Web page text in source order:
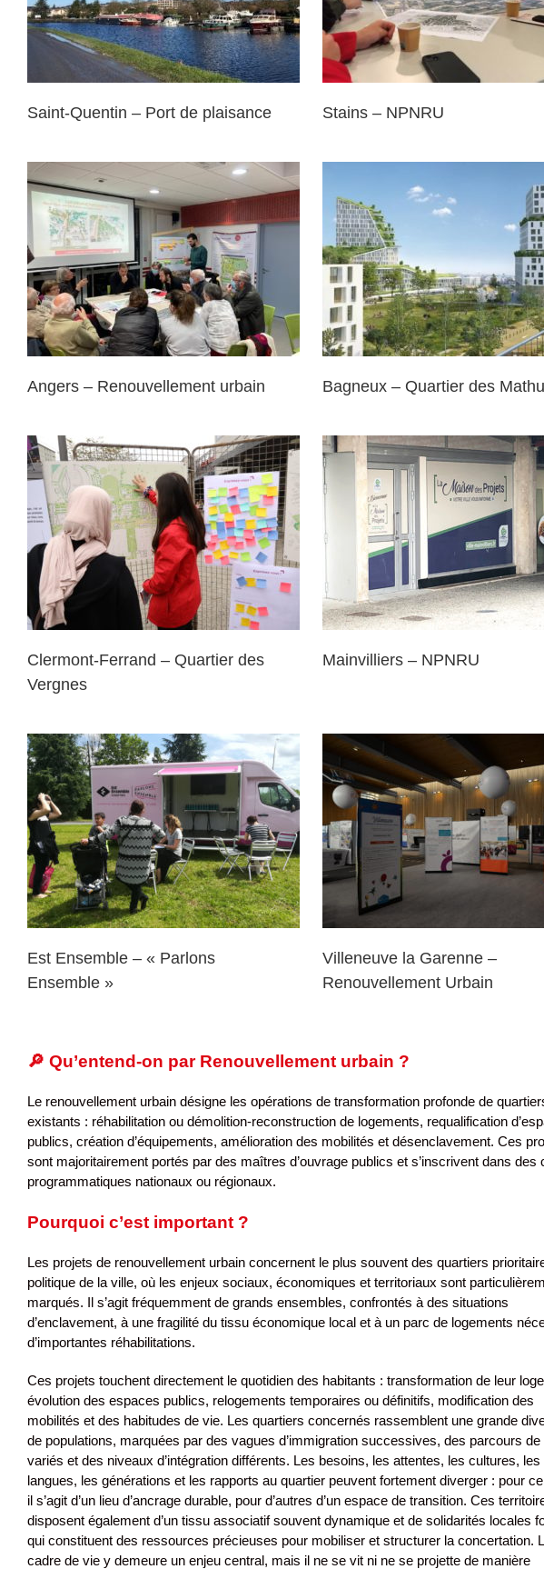
Saint-Quentin – Port de plaisance Stains – NPNRU
Angers – Renouvellement urbain
Bagneux – Quartier des Mathurins
Bagneux – Quartier des
Saint-Étienne-du-
NPNRU
Clermont-Ferrand – Quartier des
Vergnes
Mainvilliers – NPNRU
Mainvilliers – NPNRU
Valenciennes – Chasse
Est Ensemble – « Parlons
Ensemble »
Villeneuve la Garenne –
Renouvellement Urbain
Villeneuve la Garenne –
Renouvellement Urbain
Nantes Métropole – Projet
Bellevue
🔎 Qu’entend-on par Renouvellement urbain ?
Le renouvellement urbain désigne les opérations de transformation profonde de
existants : réhabilitation ou démolition-reconstruction de logements, requalification
publics, création d’équipements, amélioration des mobilités et désenclavement. Ces
sont majoritairement portés par des maîtres d’ouvrage publics et s’inscrivent dans des
programmatiques nationaux ou régionaux.
Pourquoi c’est important ?
Les projets de renouvellement urbain concernent le plus souvent des quartiers
politique de la ville, où les enjeux sociaux, économiques et territoriaux sont
marqués. Il s’agit fréquemment de grands ensembles, confrontés à des situations
d’enclavement, à une fragilité du tissu économique local et à un parc de logements
d’importantes réhabilitations.
Ces projets touchent directement le quotidien des habitants : transformation de leur
évolution des espaces publics, relogements temporaires ou définitifs, modification des
mobilités et des habitudes de vie. Les quartiers concernés rassemblent une grande
de populations, marquées par des vagues d’immigration successives, des parcours de
variés et des niveaux d’intégration différents. Les besoins, les attentes, les cultures, les
langues, les générations et les rapports au quartier peuvent fortement diverger : pour
il s’agit d’un lieu d’ancrage durable, pour d’autres d’un espace de transition. Ces
disposent également d’un tissu associatif souvent dynamique et de solidarités locales
qui constituent des ressources précieuses pour mobiliser et structurer la concertation.
cadre de vie y demeure un enjeu central, mais il ne se vit ni ne se projette de manière